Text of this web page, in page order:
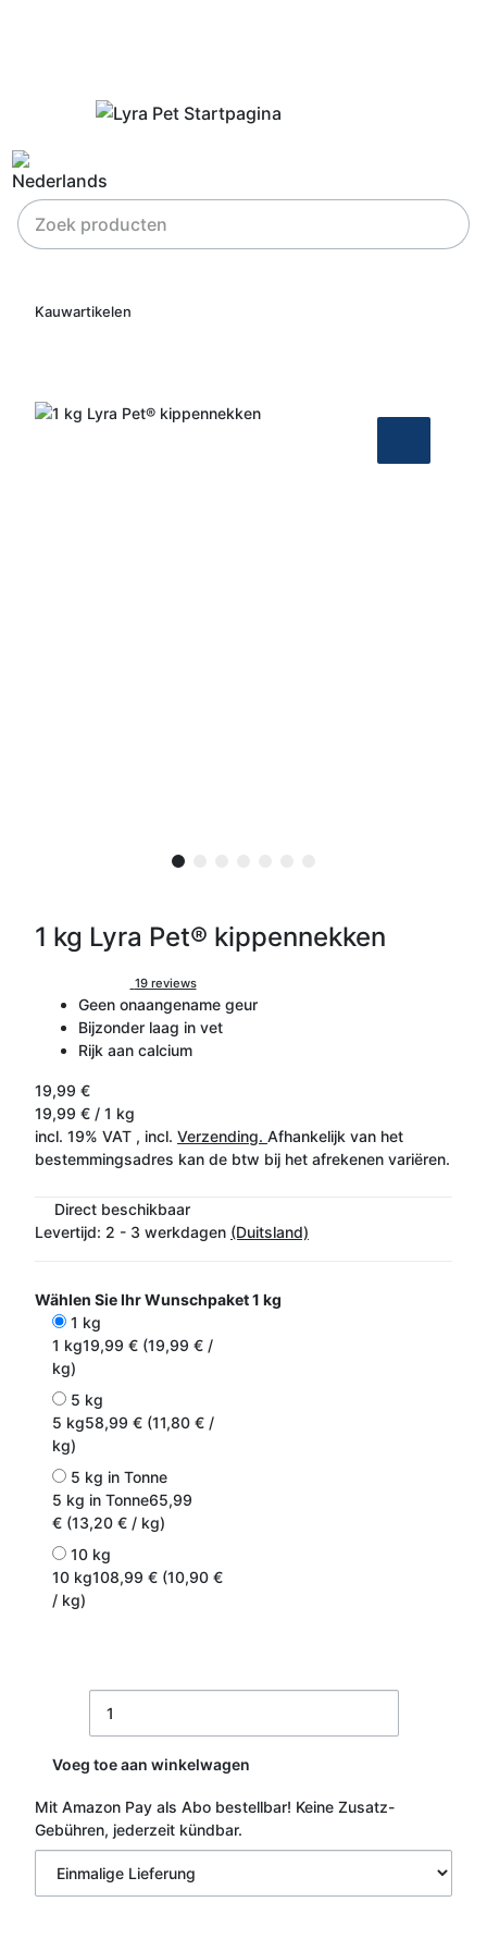
Kauwartikelen
1 kg Lyra Pet® kippennekken
19 reviews
Geen onaangename geur
Bijzonder laag in vet
Rijk aan calcium
19,99 €
19,99 € / 1 kg
incl. 19% VAT , incl. Verzending. Afhankelijk van het
bestemmingsadres kan de btw bij het afrekenen variëren.
Direct beschikbaar
Levertijd: 2 - 3 werkdagen (Duitsland)
Wählen Sie Ihr Wunschpaket1 kg
1 kg
1 kg19,99 € (19,99 € /
kg)
5 kg
5 kg58,99 € (11,80 € /
kg)
5 kg in Tonne
5 kg in Tonne65,99
€ (13,20 € / kg)
10 kg
10 kg108,99 € (10,90 €
/ kg)
Voeg toe aan winkelwagen
Mit Amazon Pay als Abo bestellbar! Keine Zusatz-
Gebühren, jederzeit kündbar.